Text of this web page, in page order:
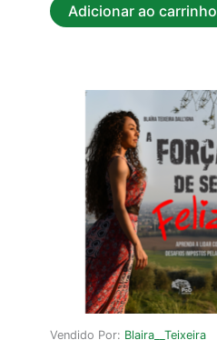
Adicionar ao carrinho
Vendido Por: Blaira__Teixeira